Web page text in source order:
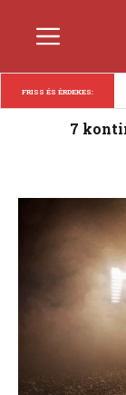
Menü
FRISS ÉS ÉRDEKES:
7